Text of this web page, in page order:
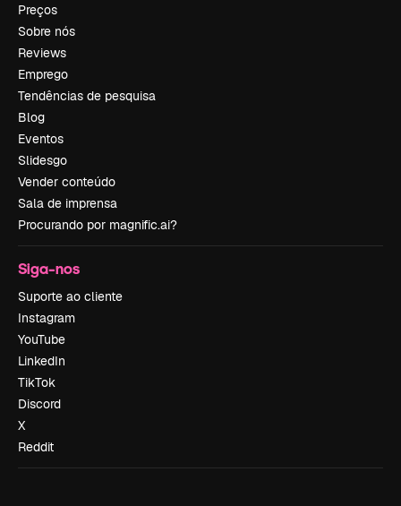
Preços
Sobre nós
Reviews
Emprego
Tendências de pesquisa
Blog
Eventos
Slidesgo
Vender conteúdo
Sala de imprensa
Procurando por magnific.ai?
Siga-nos
Suporte ao cliente
Instagram
YouTube
LinkedIn
TikTok
Discord
X
Reddit